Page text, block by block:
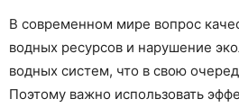
В современном мире вопрос
водных ресурсов и нарушение
водных систем, что в свою
Поэтому важно использовать